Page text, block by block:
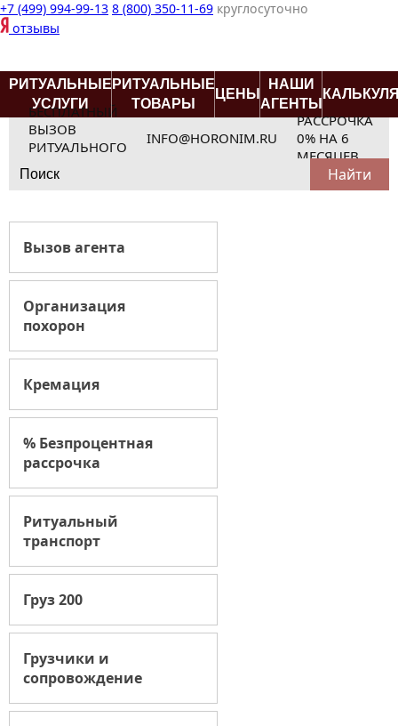
+7 (499) 994-99-13 8 (800) 350-11-69 круглосуточно
отзывы
РИТУАЛЬНЫЕ
УСЛУГИ
РИТУАЛЬНЫЕ
ТОВАРЫ
ЦЕНЫ
НАШИ
АГЕНТЫ
БЕСПЛАТНЫЙ
ВЫЗОВ
РИТУАЛЬНОГО
АГЕНТА
INFO@HORONIM.RU
РАССРОЧКА
0% НА 6
МЕСЯЦЕВ
for:
Вызов агента
Организация
похорон
Кремация
% Безпроцентная
рассрочка
Ритуальный
транспорт
Груз 200
Грузчики и
сопровождение